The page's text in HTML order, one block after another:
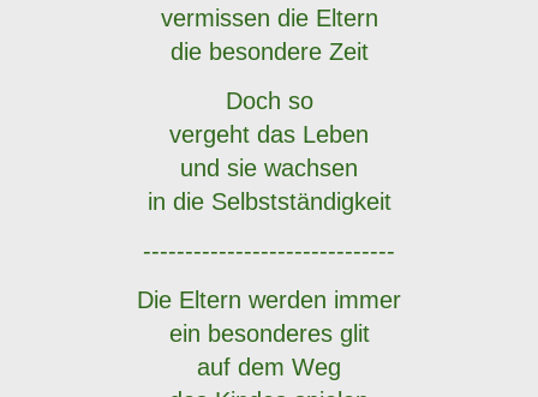
vermissen die Eltern
die besondere Zeit
Doch so
vergeht das Leben
und sie wachsen
in die Selbstständigkeit
------------------------------
Die Eltern werden immer
ein besonderes glit
auf dem Weg